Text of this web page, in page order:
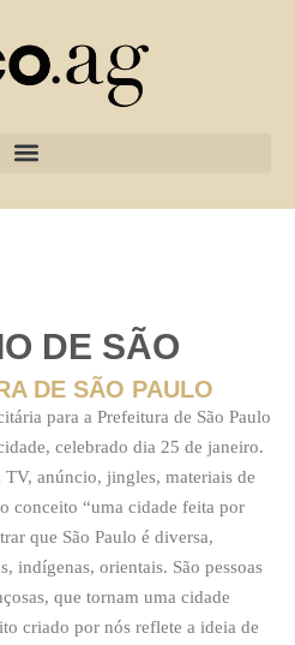
DE SÃO
DE SÃO PAULO
para a Prefeitura de São Paulo
celebrado dia 25 de janeiro.
anúncio, jingles, materiais de
conceito “uma cidade feita por
que São Paulo é diversa,
indígenas, orientais. São pessoas
que tornam uma cidade
criado por nós reflete a ideia de